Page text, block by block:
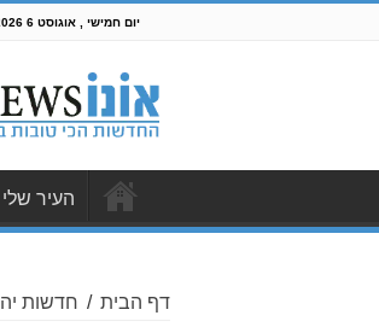
יום חמישי , אוגוסט 6 2026
העיר שלי
דף הבית / חדשות